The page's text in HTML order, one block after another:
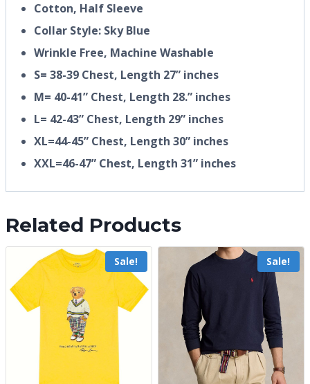
Cotton, Half Sleeve
Collar Style: Sky Blue
Wrinkle Free, Machine Washable
S= 38-39 Chest, Length 27” inches
M= 40-41” Chest, Length 28.” inches
L= 42-43” Chest, Length 29” inches
XL=44-45” Chest, Length 30” inches
XXL=46-47” Chest, Length 31” inches
Related Products
Sale! Sale!